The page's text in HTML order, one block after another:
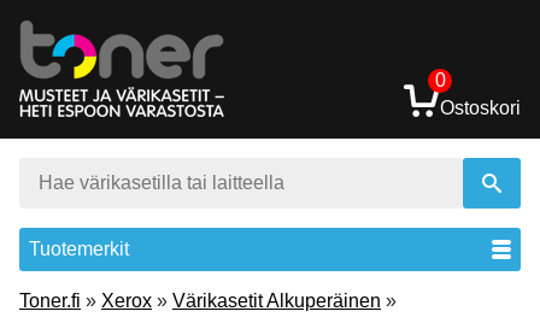
0
Ostoskori
Tuotemerkit
Toner.fi » Xerox » Värikasetit Alkuperäinen »